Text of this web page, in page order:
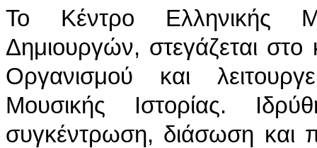
Το Κέντρο Ελληνικής
Δημιουργών, στεγάζεται στο
Οργανισμού και
Μουσικής Ιστορίας.
συγκέντρωση, διάσωση και